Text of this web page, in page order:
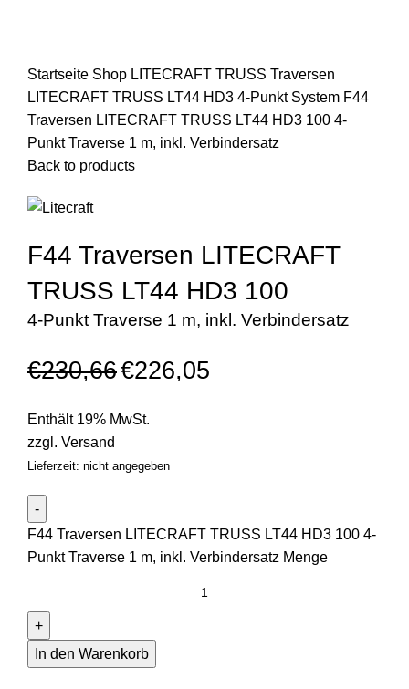
Startseite Shop LITECRAFT TRUSS Traversen
LITECRAFT TRUSS LT44 HD3 4-Punkt System F44
Traversen LITECRAFT TRUSS LT44 HD3 100 4-
Punkt Traverse 1 m, inkl. Verbindersatz
Back to products
F44 Traversen LITECRAFT
TRUSS LT44 HD3 100
4-Punkt Traverse 1 m, inkl. Verbindersatz
€230,66€226,05
Enthält 19% MwSt.
zzgl. Versand
Lieferzeit: nicht angegeben
F44 Traversen LITECRAFT TRUSS LT44 HD3 100 4-
Punkt Traverse 1 m, inkl. Verbindersatz Menge
In den Warenkorb